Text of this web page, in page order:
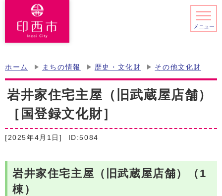
メニュー
ホーム まちの情報 歴史・文化財 その他文化財
岩井家住宅主屋（旧武蔵屋店舗）
［国登録文化財］
[2025年4月1日] ID:5084
岩井家住宅主屋（旧武蔵屋店舗）（1
棟）